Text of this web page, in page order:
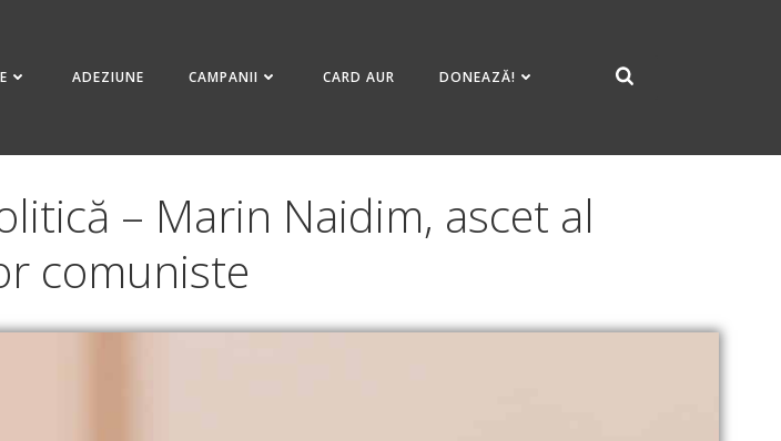
ADEZIUNE CAMPANII CARD AUR DONEAZĂ!
– Marin Naidim, ascet al
comuniste